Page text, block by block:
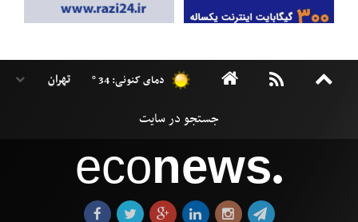
دمای کنونی: 34 °
econews●